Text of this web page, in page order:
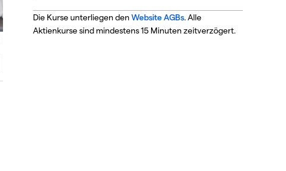
Die Kurse unterliegen den Website AGBs. Alle
Aktienkurse sind mindestens 15 Minuten zeitverzögert.